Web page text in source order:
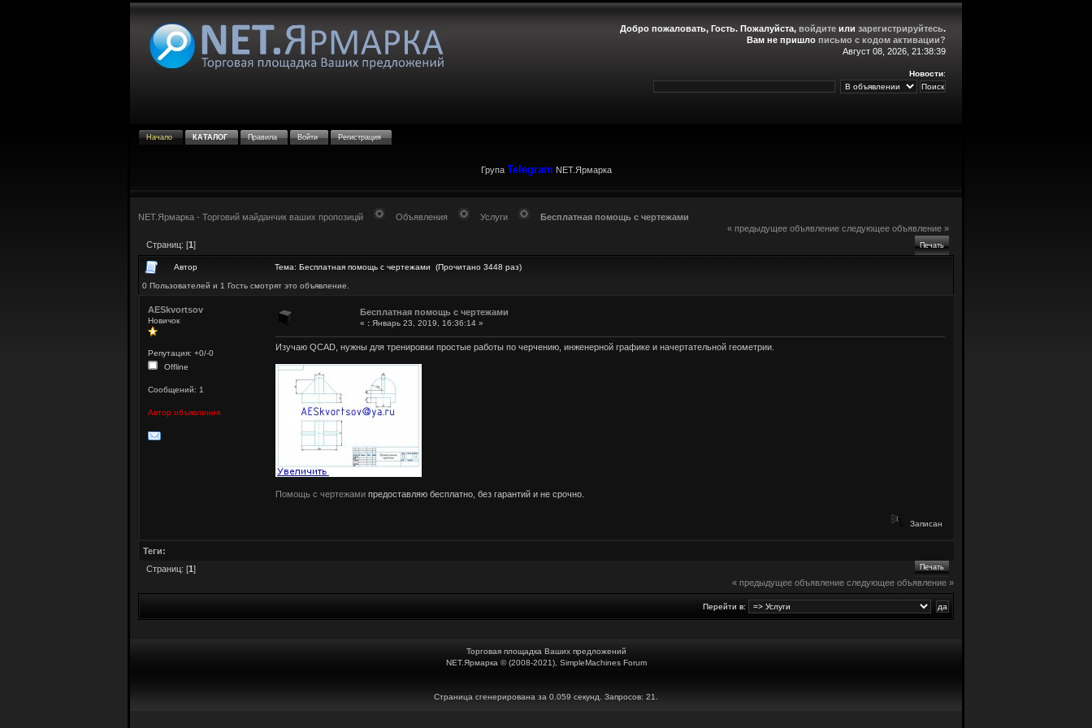
Добро пожаловать, Гость. Пожалуйста, войдите или зарегистрируйтесь.
Вам не пришло письмо с кодом активации?
Август 08, 2026, 21:38:39
Новости:
Начало КАТАЛОГ Правила Войти Регистрация
Група Telegram NET.Ярмарка
NET.Ярмарка - Торговий майданчик ваших пропозицій Объявления Услуги Бесплатная помощь с чертежами
Страниц: [1]
« предыдущее объявление следующее объявление »
Печать
Автор Тема: Бесплатная помощь с чертежами (Прочитано 3448 раз)
0 Пользователей и 1 Гость смотрят это объявление.
AESkvortsov
Новичок
Репутация: +0/-0
Offline
Сообщений: 1
Автор объявления
Бесплатная помощь с чертежами
« : Январь 23, 2019, 16:36:14 »
Изучаю QCAD, нужны для тренировки простые работы по черчению, инженерной графике и начертательной геометрии.
Помощь с чертежами предоставляю бесплатно, без гарантий и не срочно.
Записан
Теги:
Страниц: [1] Печать
« предыдущее объявление следующее объявление »
Перейти в:
Торговая площадка Ваших предложений
NET.Ярмарка © (2008-2021), SimpleMachines Forum
Страница сгенерирована за 0.059 секунд. Запросов: 21.